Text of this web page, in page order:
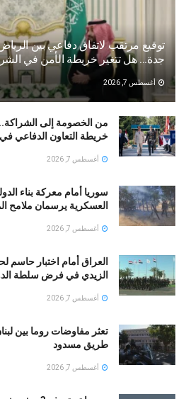
توقيع مرتقب لاتفاق دفاعي بين
جدة… هل تتغير خريطة الأمن في
أغسطس 7, 2026
من الخصومة إلى
خريطة التعاون الدفاعي
أغسطس 7, 2026
سوريا أمام معركة بناء
العسكرية يرسمان ملامح
أغسطس 7, 2026
العراق أمام اختبار
الزيدي في فرض سلطة
أغسطس 7, 2026
تعثر مفاوضات روما بين
طريق مسدود
أغسطس 7, 2026